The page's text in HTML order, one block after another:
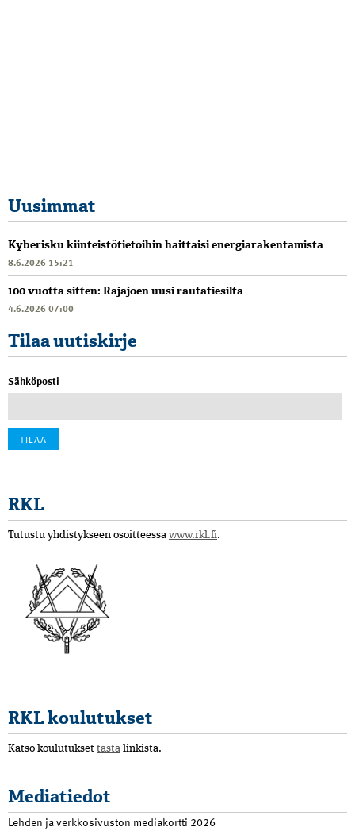
Uusimmat
Kyberisku kiinteistötietoihin haittaisi energiarakentamista
8.6.2026 15:21
100 vuotta sitten: Rajajoen uusi rautatiesilta
4.6.2026 07:00
Tilaa uutiskirje
Sähköposti
RKL
Tutustu yhdistykseen osoitteessa www.rkl.fi.
RKL koulutukset
Katso koulutukset tästä linkistä.
Mediatiedot
Lehden ja verkkosivuston mediakortti 2026